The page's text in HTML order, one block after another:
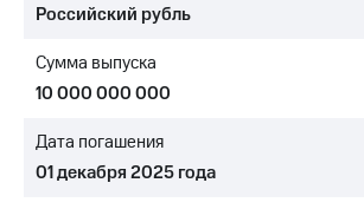
Контакты
Новости
в
и акционерам
Корпоративное
Российский рубль
Сумма выпуска
10 000 000 000
Дата погашения
01 декабря 2025 года